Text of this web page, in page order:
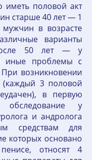
половой акт
старше 40 лет — 1
в возрасте
варианты
после 50 лет — у
иные проблемы с
возникновении
3 половой
в первую
обследование у
и андролога
средствам для
которых основано
относят 4